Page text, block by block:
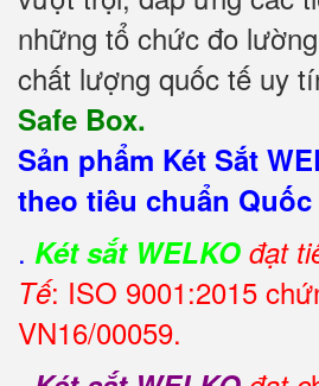
những tổ chức đo
chất lượng quốc tế uy
Safe Box.
Sản phẩm Két Sắt
theo tiêu chuẩn Quốc
. Két sắt WELKO đạt
Tế: ISO 9001:2015
VN16/00059.